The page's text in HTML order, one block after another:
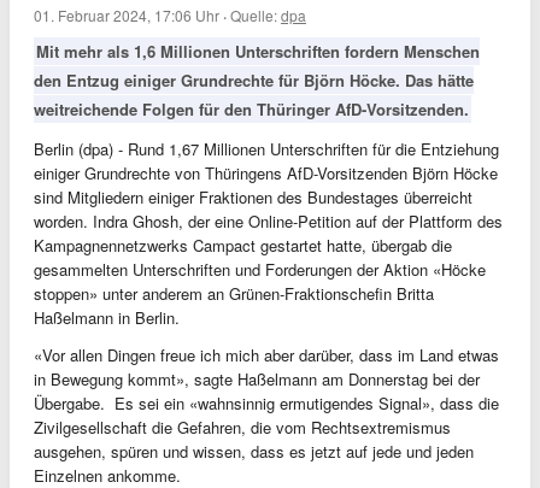
01. Februar 2024, 17:06 Uhr ·Quelle:dpa
Mit mehr als 1,6 Millionen Unterschriften fordern Menschen
den Entzug einiger Grundrechte für Björn Höcke. Das hätte
weitreichende Folgen für den Thüringer AfD-Vorsitzenden.
Berlin (dpa) - Rund 1,67 Millionen Unterschriften für die Entziehung
einiger Grundrechte von Thüringens AfD-Vorsitzenden Björn Höcke
sind Mitgliedern einiger Fraktionen des Bundestages überreicht
worden. Indra Ghosh, der eine Online-Petition auf der Plattform des
Kampagnennetzwerks Campact gestartet hatte, übergab die
gesammelten Unterschriften und Forderungen der Aktion «Höcke
stoppen» unter anderem an Grünen-Fraktionschefin Britta
Haßelmann in Berlin.
«Vor allen Dingen freue ich mich aber darüber, dass im Land etwas
in Bewegung kommt», sagte Haßelmann am Donnerstag bei der
Übergabe. Es sei ein «wahnsinnig ermutigendes Signal», dass die
Zivilgesellschaft die Gefahren, die vom Rechtsextremismus
ausgehen, spüren und wissen, dass es jetzt auf jede und jeden
Einzelnen ankomme.